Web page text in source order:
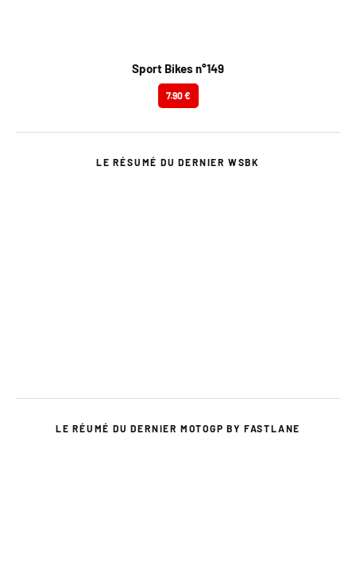
Sport Bikes n°149
7.90 €
LE RÉSUMÉ DU DERNIER WSBK
LE RÉUMÉ DU DERNIER MOTOGP BY FASTLANE